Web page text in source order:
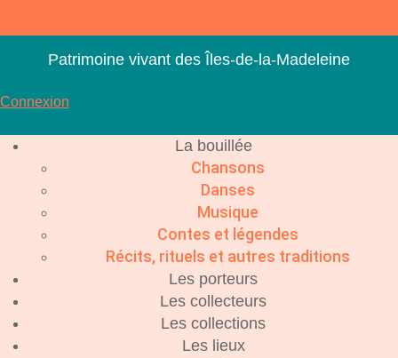
contenu
Patrimoine vivant des Îles-de-la-Madeleine
Connexion
La bouillée
Chansons
Danses
Musique
Contes et légendes
Récits, rituels et autres traditions
Les porteurs
Les collecteurs
Les collections
Les lieux